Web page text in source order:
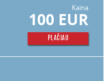
PLAČIAU
Kaina
100 EUR